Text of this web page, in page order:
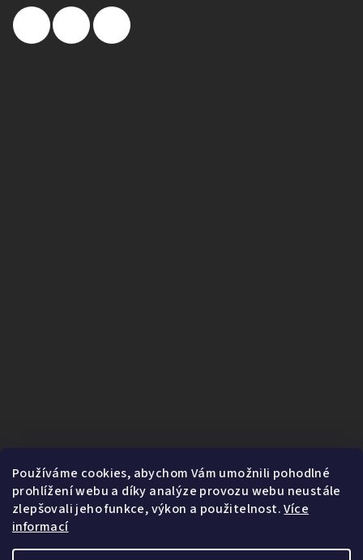
Používáme cookies, abychom Vám umožnili pohodlné
prohlížení webu a díky analýze provozu webu neustále
zlepšovali jeho funkce, výkon a použitelnost.Více
informací